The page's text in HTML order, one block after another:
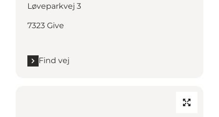
Løveparkvej 3
7323 Give
Find vej